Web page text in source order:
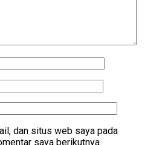
dan situs web saya pada
saya berikutnya.